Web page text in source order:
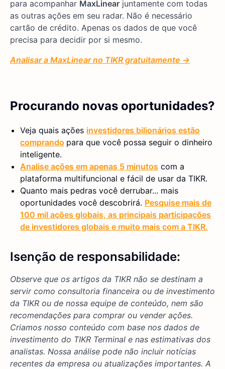
para acompanhar MaxLinear juntamente com todas
as outras ações em seu radar. Não é necessário
cartão de crédito. Apenas os dados de que você
precisa para decidir por si mesmo.
Analisar a MaxLinear no TIKR gratuitamente →
Procurando novas oportunidades?
Veja quais ações investidores bilionários estão
comprando para que você possa seguir o dinheiro
inteligente.
Analise ações em apenas 5 minutos com a
plataforma multifuncional e fácil de usar da TIKR.
Quanto mais pedras você derrubar... mais
oportunidades você descobrirá. Pesquise mais de
100 mil ações globais, as principais participações
de investidores globais e muito mais com a TIKR.
Isenção de responsabilidade:
Observe que os artigos da TIKR não se destinam a
servir como consultoria financeira ou de investimento
da TIKR ou de nossa equipe de conteúdo, nem são
recomendações para comprar ou vender ações.
Criamos nosso conteúdo com base nos dados de
investimento do TIKR Terminal e nas estimativas dos
analistas. Nossa análise pode não incluir notícias
recentes da empresa ou atualizações importantes. A